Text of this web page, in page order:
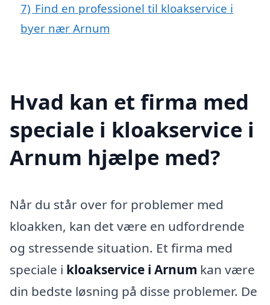
7) Find en professionel til kloakservice i
byer nær Arnum
Hvad kan et firma med
speciale i kloakservice i
Arnum hjælpe med?
Når du står over for problemer med
kloakken, kan det være en udfordrende
og stressende situation. Et firma med
speciale i kloakservice i Arnum kan være
din bedste løsning på disse problemer. De